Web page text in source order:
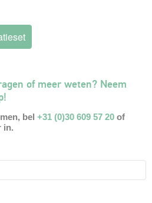
of meer weten? Neem
bel +31 (0)30 609 57 20of
in.